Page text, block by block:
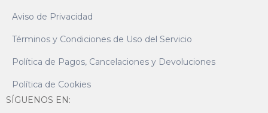
Aviso de Privacidad
Términos y Condiciones de Uso del Servicio
Política de Pagos, Cancelaciones y Devoluciones
Política de Cookies
SÍGUENOS EN: